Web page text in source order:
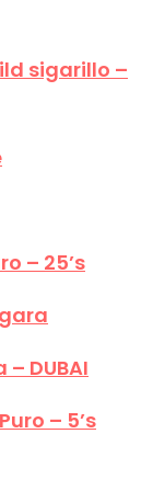
sigarillo –
– 25’s
DUBAI
– 5’s